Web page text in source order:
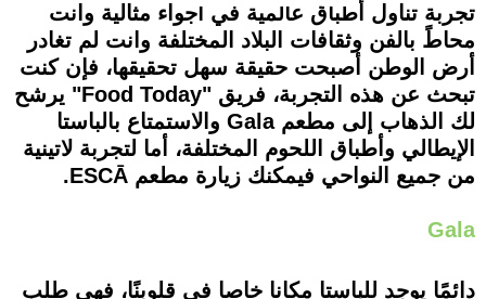
تجربة تناول أطباق عالمية في أجواء مثالية وانت
محاطً بالفن وثقافات البلاد المختلفة وانت لم تغادر
أرض الوطن أصبحت حقيقة سهل تحقيقها، فإن كنت
تبحث عن هذه التجربة، فريق "Food Today" يرشح
لك الذهاب إلى مطعم Gala والاستمتاع بالباستا
الإيطالي وأطباق اللحوم المختلفة، أما لتجربة لاتينية
من جميع النواحي فيمكنك زيارة مطعم ESCĀ.
Gala
دائمًا يوجد للباستا مكانا خاصا في قلوبنًا، فهي طلب